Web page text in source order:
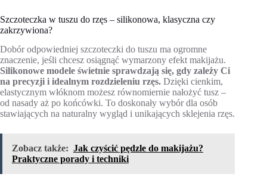
Szczoteczka w tuszu do rzęs – silikonowa, klasyczna czy
zakrzywiona?
Dobór odpowiedniej szczoteczki do tuszu ma ogromne
znaczenie, jeśli chcesz osiągnąć wymarzony efekt makijażu.
Silikonowe modele świetnie sprawdzają się, gdy zależy Ci
na precyzji i idealnym rozdzieleniu rzęs. Dzięki cienkim,
elastycznym włóknom możesz równomiernie nałożyć tusz –
od nasady aż po końcówki. To doskonały wybór dla osób
stawiających na naturalny wygląd i unikających sklejenia rzęs.
Zobacz także: Jak czyścić pędzle do makijażu?
Praktyczne porady i techniki